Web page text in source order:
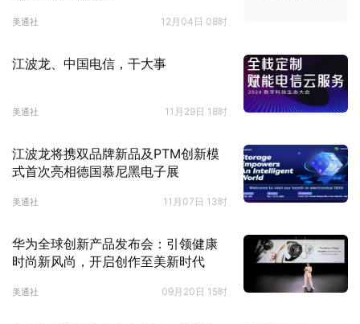
美通社 12月04日 08时
江波龙、中国电信，干大事
美通社 11月29日 18时
江波龙将携双品牌新品及PTM创新模
式首次亮相德国慕尼黑电子展
美通社 11月07日 13时
华为全球创新产品发布会：引领健康
时尚新风尚，开启创作至美新时代
美通社 09月20日 15时